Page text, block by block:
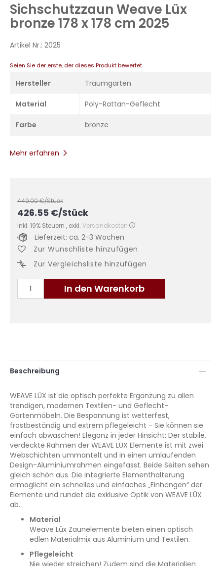
springen
Sichschutzzaun Weave Lüx
bronze 178 x 178 cm 2025
Artikel Nr.: 2025
Seien Sie der erste, der dieses Produkt bewertet
Hersteller Traumgarten
Material Poly-Rattan-Geflecht
Farbe bronze
Mehr erfahren
449.00€/Stück
426.55 €/Stück
Inkl. 19% Steuern , exkl. Versandkosten
In den Warenkorb
Lieferzeit: ca. 2-3 Wochen
Zur Wunschliste hinzufügen
Zur Vergleichsliste hinzufügen
Beschreibung
WEAVE LÜX ist die optisch perfekte Ergänzung zu allen
trendigen, modernen Textilen- und Geflecht-
Gartenmöbeln. Die Bespannung ist wetterfest,
frostbeständig und extrem pflegeleicht - Sie können sie
einfach abwaschen! Eleganz in jeder Hinsicht: Der stabile,
verdeckte Rahmen der WEAVE LÜX Elemente ist mit zwei
Webschichten ummantelt und in einen umlaufenden
Design-Aluminiumrahmen eingefasst. Beide Seiten sehen
gleich schön aus. Die integrierte Elementhalterung
ermöglicht ein schnelles und einfaches „Einhängen“ der
Elemente und rundet die exklusive Optik von WEAVE LÜX
ab.
Material
Weave Lüx Zaunelemente bieten einen optisch
edlen Materialmix aus Aluminium und Textilen.
Pflegeleicht
Nie wieder streichen! Zudem sind die Materialien